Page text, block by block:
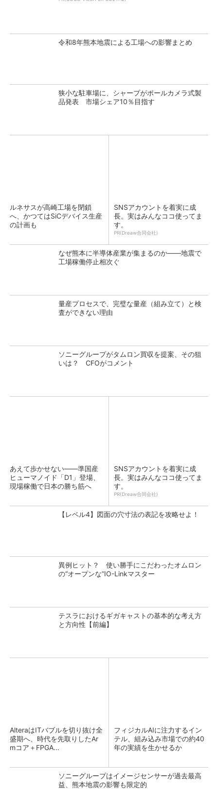
令和8年熊本地震による工場への影響まとめ
狭小な駐車場に、シャープがポールカメラ式製
品発表 市場シェア10％目指す
ルネサスが高崎工場を閉鎖
へ、かつてはSiCデバイス生産
の計画も
SNSアカウントを着実に成
長。実はみんなココ使ってま
す。
PR(Dreaw合同会社)
なぜ熊本に半導体産業が集まるのか――地震で
工場稼働停止相次ぐ
量産プロセスで、完璧な量産（組み立て）と検
査ができない理由
ソニーグループがタムロン買収を提案、その狙
いは？ CFOがコメント
あえて歩かせない――準国産
ヒューマノイド「D1」登場、
現場稼働で日本の勝ち筋へ
SNSアカウントを着実に成
長。実はみんなココ使ってま
す。
PR(Dreaw合同会社)
【レベル4】図面の穴寸法の表記を攻略せよ！
異例ヒット？ 使い勝手にこだわったオムロン
の“オープンな”IO-Linkマスター
テスラにおけるギガキャストの基本的な考え方
と方向性【前編】
AlteraはITバブルを切り抜け全
盛期へ、時代を先取りしたAr
mコア＋FPGA...
フィジカルAIに注力するイン
テル、組み込み市場での約40
年の実績を生かせるか
ソニーグループはイメージセンサーが過去最高
益、熊本地震の影響も限定的